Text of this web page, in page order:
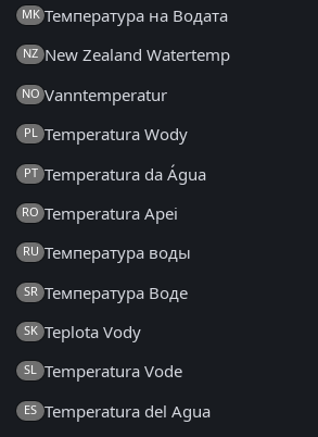
MK Температура на Водата
NZ New Zealand Watertemp
NO Vanntemperatur
PL Temperatura Wody
PT Temperatura da Água
RO Temperatura Apei
RU Температура воды
SR Температура Воде
SK Teplota Vody
SL Temperatura Vode
ES Temperatura del Agua